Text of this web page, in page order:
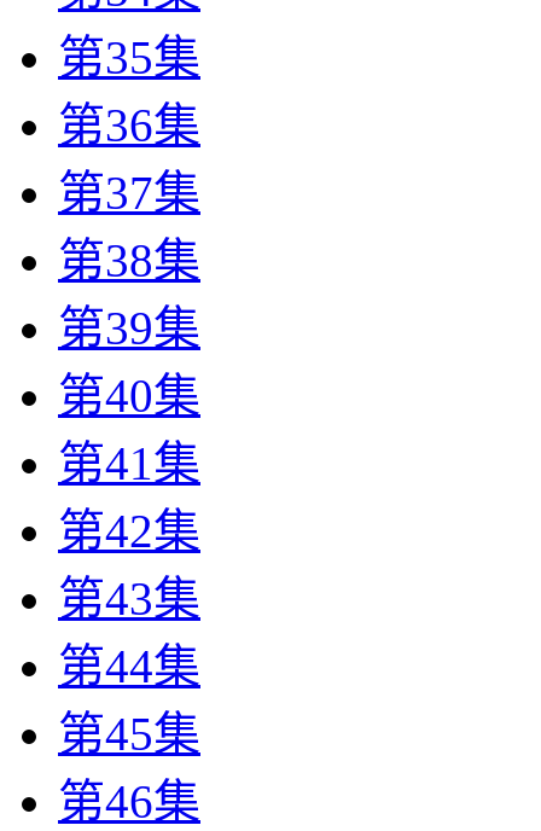
第35集
第36集
第37集
第38集
第39集
第40集
第41集
第42集
第43集
第44集
第45集
第46集